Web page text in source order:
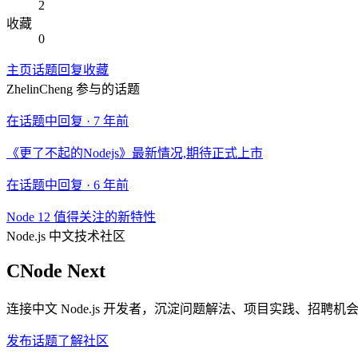
2
收藏
0
主页话题回复收藏
ZhelinCheng 参与的话题
在话题中回复 · 7 年前
《更了不起的Nodejs》最新情况,期待正式上市
在话题中回复 · 6 年前
Node 12 值得关注的新特性
Node.js 中文技术社区
CNode Next
连接中文 Node.js 开发者，沉淀问题解法、项目实践、招聘机会
发布话题了解社区